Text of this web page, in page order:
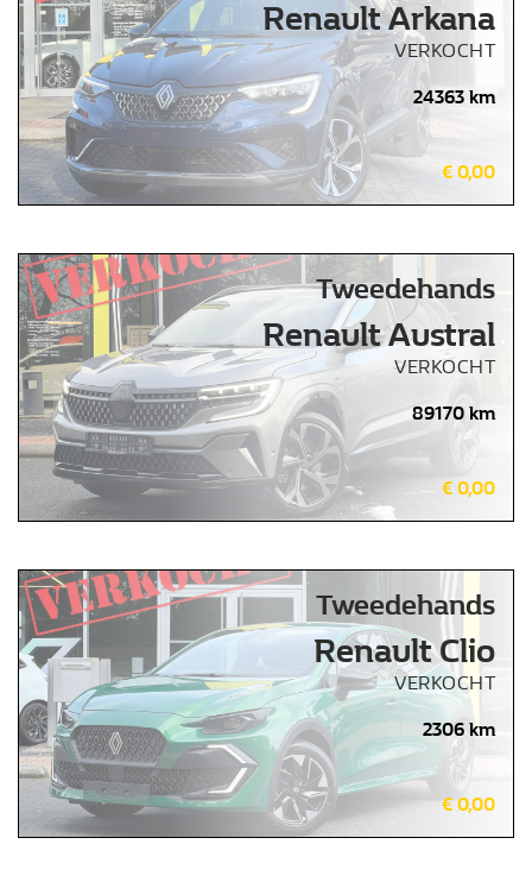
Wie zijn we?
Nieuws
Contact
Renault Arkana
VERKOCHT
24363 km
€ 0,00
Tweedehands
Renault Austral
VERKOCHT
89170 km
€ 0,00
Tweedehands
Renault Clio
VERKOCHT
2306 km
€ 0,00